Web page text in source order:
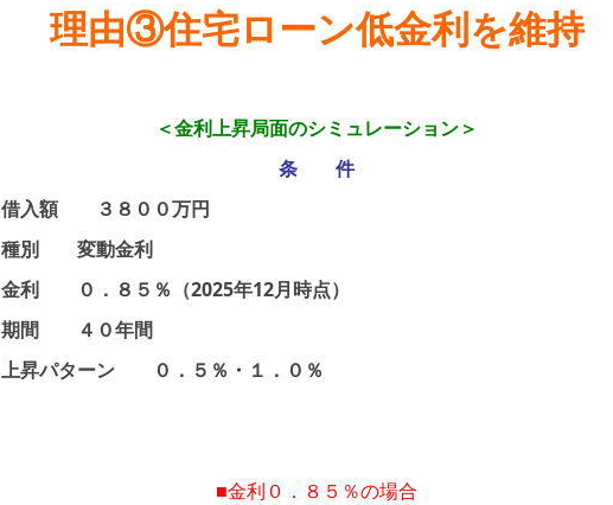
理由③住宅ローン低金利を維持
＜金利上昇局面のシミュレーション＞
条 件
借入額 ３８００万円
種別 変動金利
金利 ０．８５％（2025年12月時点）
期間 ４０年間
上昇パターン ０．５％・１．０％
■金利０．８５％の場合